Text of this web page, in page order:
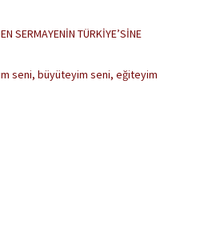
SERMAYENİN TÜRKİYE’SİNE
seni, büyüteyim seni, eğiteyim